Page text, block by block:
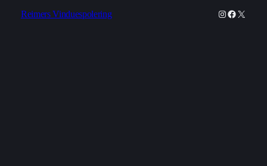
Reimers Vinduespolering Instagram
X